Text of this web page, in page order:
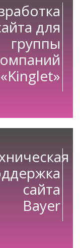
для
группы
«Kinglet»
сайта
Bayer